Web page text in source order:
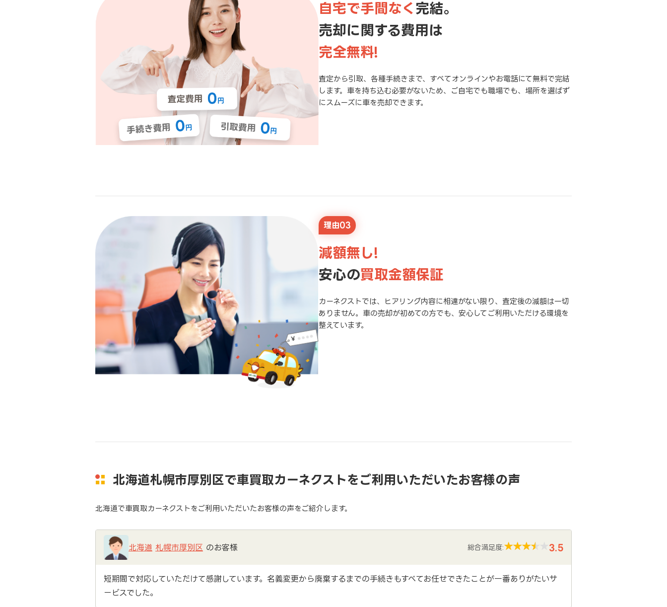
自宅で手間なく 完結。
売却に関する費用は
完全無料!
査定から引取、各種手続きまで、すべてオンラインやお電話にて無料で完結
します。車を持ち込む必要がないため、ご自宅でも職場でも、場所を選ばず
にスムーズに車を売却できます。
理由03
減額無し!
安心の買取金額保証
カーネクストでは、ヒアリング内容に相違がない限り、査定後の減額は一切
ありません。車の売却が初めての方でも、安心してご利用いただける環境を
整えています。
北海道札幌市厚別区で車買取カーネクストをご利用いただいたお客様の声
北海道で車買取カーネクストをご利用いただいたお客様の声をご紹介します。
北海道 札幌市厚別区 のお客様 総合満足度: 3.5
短期間で対応していただけて感謝しています。名義変更から廃棄するまでの手続きもすべてお任せできたことが一番ありがたいサ
ービスでした。